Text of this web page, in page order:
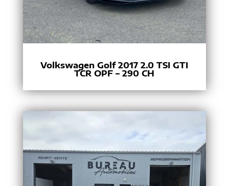
Volkswagen Golf 2017 2.0 TSI GTI
TCR OPF – 290 CH